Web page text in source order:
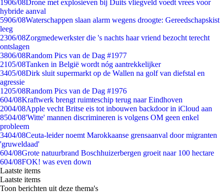
1906/08Drone met explosieven bij Duits vliegveld voedt vrees voor
hybride aanval
5906/08Waterschappen slaan alarm wegens droogte: Gereedschapskist
leeg
2306/08Zorgmedewerkster die 's nachts haar vriend bezocht terecht
ontslagen
3806/08Random Pics van de Dag #1977
2105/08Tanken in België wordt nóg aantrekkelijker
3405/08Dirk sluit supermarkt op de Wallen na golf van diefstal en
agressie
1205/08Random Pics van de Dag #1976
604/08Kraftwerk brengt ruimteschip terug naar Eindhoven
2004/08Apple vecht Britse eis tot inbouwen backdoor in iCloud aan
8504/08'Witte' mannen discrimineren is volgens OM geen enkel
probleem
3404/08Ceuta-leider noemt Marokkaanse grensaanval door migranten
'gruweldaad'
604/08Grote natuurbrand Boschhuizerbergen groeit naar 100 hectare
604/08FOK! was even down
Laatste items
Laatste items
Toon berichten uit deze thema's